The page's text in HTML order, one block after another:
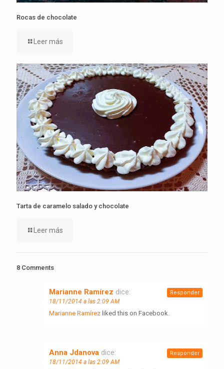
Rocas de chocolate
Leer más
Tarta de caramelo salado y chocolate
Leer más
8 Comments
Marianne Ramírez dice:
18/11/2014 a las 2:09 AM
Marianne Ramírez liked this on Facebook.
Responder
Anna Jdanova dice:
18/11/2014 a las 2:09 AM
Responder